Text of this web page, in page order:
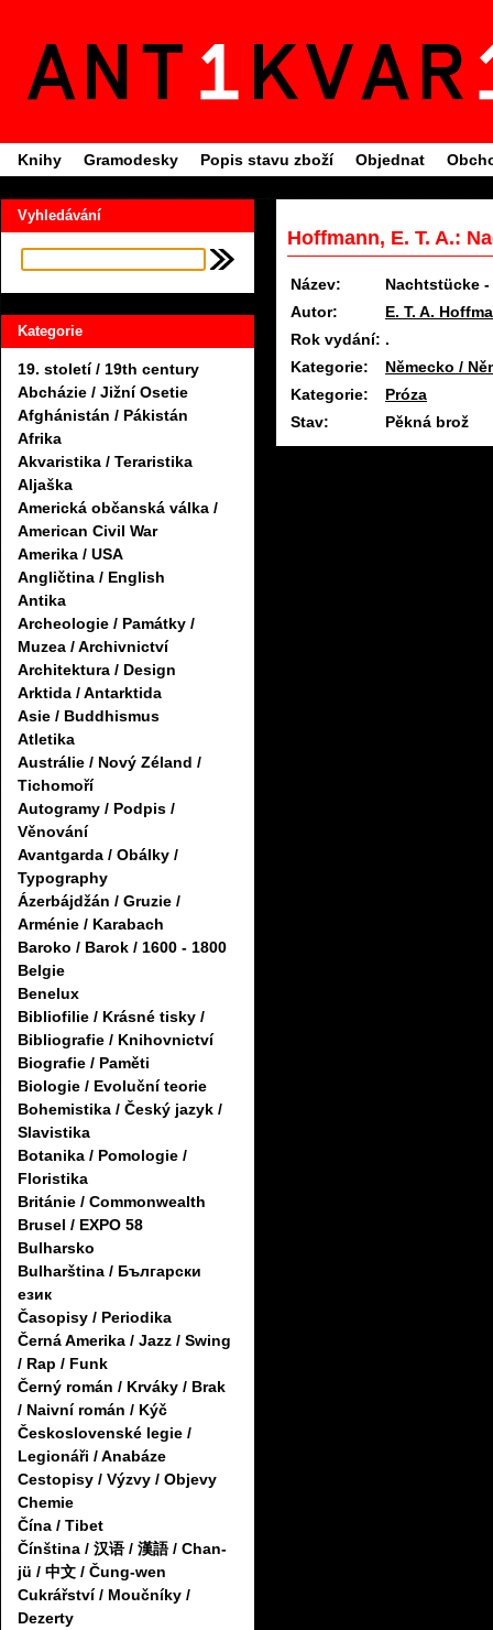
Knihy Gramodesky Popis stavu zboží Objednat
Vyhledávání
Kategorie
19. století / 19th century
Abcházie / Jižní Osetie
Afghánistán / Pákistán
Afrika
Akvaristika / Teraristika
Aljaška
Americká občanská válka /
American Civil War
Amerika / USA
Angličtina / English
Antika
Archeologie / Památky /
Muzea / Archivnictví
Architektura / Design
Arktida / Antarktida
Asie / Buddhismus
Atletika
Austrálie / Nový Zéland /
Tichomoří
Autogramy / Podpis /
Věnování
Avantgarda / Obálky /
Typography
Ázerbájdžán / Gruzie /
Arménie / Karabach
Baroko / Barok / 1600 - 1800
Belgie
Benelux
Bibliofilie / Krásné tisky /
Bibliografie / Knihovnictví
Biografie / Paměti
Biologie / Evoluční teorie
Bohemistika / Český jazyk /
Slavistika
Botanika / Pomologie /
Floristika
Británie / Commonwealth
Brusel / EXPO 58
Bulharsko
Bulharština / Български
език
Časopisy / Periodika
Černá Amerika / Jazz / Swing
/ Rap / Funk
Černý román / Krváky / Brak
/ Naivní román / Kýč
Československé legie /
Legionáři / Anabáze
Cestopisy / Výzvy / Objevy
Chemie
Čína / Tibet
Čínština / 汉语 / 漢語 / Chan-
jü / 中文 / Čung-wen
Cukrářství / Moučníky /
Dezerty
Hoffmann, E. T. A.:
Název:
Nachtstücke -
Autor:
E. T. A.
Rok vydání: .
Kategorie:
Německo /
Kategorie:
Próza
Stav:
Pěkná brož